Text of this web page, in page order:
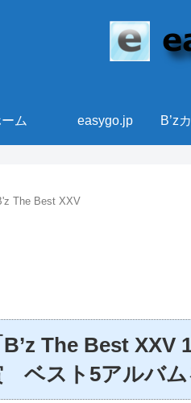
ム easygo.jp B’z
The Best XXV
The Best XXV
ベスト5アルバム